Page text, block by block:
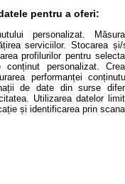
integral scrierile
pentru a oferi:
personalizat.
serviciilor. Stocarea și/
profilurilor pentru
personalizat.
performanței
de date din surse
Utilizarea datelor
și identificarea prin